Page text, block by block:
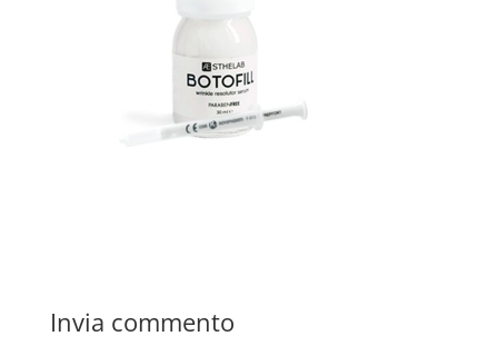
Invia commento